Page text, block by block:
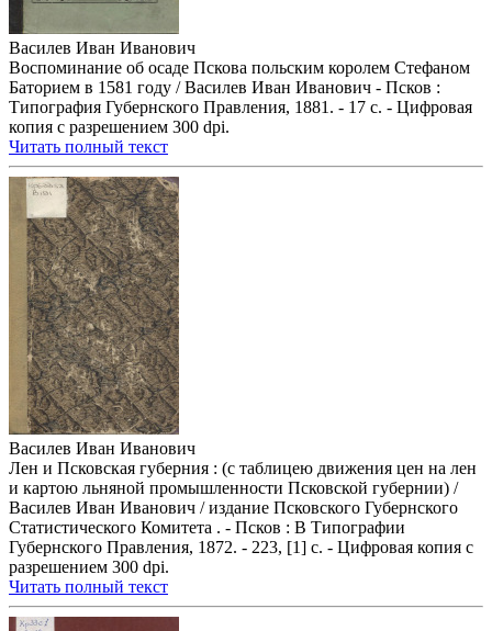
Василев Иван Иванович
Воспоминание об осаде Пскова польским королем Стефаном
Баторием в 1581 году / Василев Иван Иванович - Псков :
Типография Губернского Правления, 1881. - 17 с. - Цифровая
копия с разрешением 300 dpi.
Читать полный текст
Василев Иван Иванович
Лен и Псковская губерния : (с таблицею движения цен на лен
и картою льняной промышленности Псковской губернии) /
Василев Иван Иванович / издание Псковского Губернского
Статистического Комитета . - Псков : В Типографии
Губернского Правления, 1872. - 223, [1] с. - Цифровая копия с
разрешением 300 dpi.
Читать полный текст